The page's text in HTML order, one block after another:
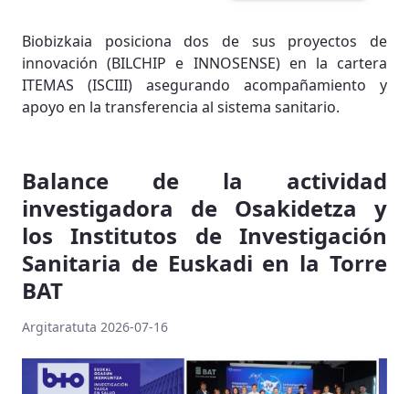
Biobizkaia posiciona dos de sus proyectos de
innovación (BILCHIP e INNOSENSE) en la cartera
ITEMAS (ISCIII) asegurando acompañamiento y
apoyo en la transferencia al sistema sanitario.
Balance de la actividad
investigadora de Osakidetza y
los Institutos de Investigación
Sanitaria de Euskadi en la Torre
BAT
Argitaratuta 2026-07-16